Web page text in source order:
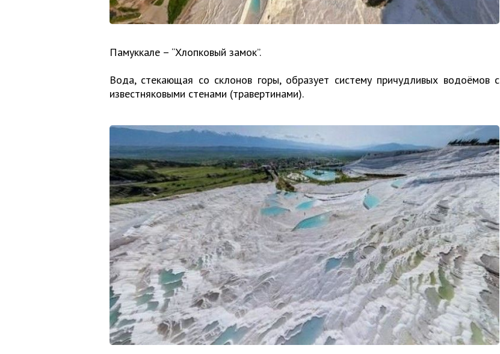
Памуккале – “Хлопковый замок”.
Вода, стекающая со склонов горы, образует систему причудливых водоёмов с
известняковыми стенами (травертинами).